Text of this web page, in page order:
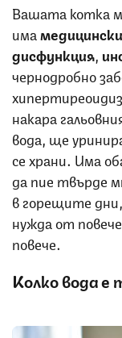
Вашата котка
имамедицински
дисфункция
чернодробно
накара
вода, ще
се храни. Има
да пие твърде
в горещите
нужда от
повече.
Колко вода е